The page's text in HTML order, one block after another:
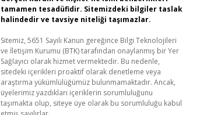
tamamen tesadüfidir. Sitemizdeki bilgiler taslak
halindedir ve tavsiye niteliği taşımazlar.
Sitemiz, 5651 Sayılı Kanun gereğince Bilgi Teknolojileri
ve İletişim Kurumu (BTK) tarafından onaylanmış bir Yer
Sağlayıcı olarak hizmet vermektedir. Bu nedenle,
sitedeki içerikleri proaktif olarak denetleme veya
araştırma yükümlülüğümüz bulunmamaktadır. Ancak,
üyelerimiz yazdıkları içeriklerin sorumluluğunu
taşımakta olup, siteye üye olarak bu sorumluluğu kabul